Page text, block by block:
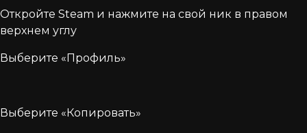
Откройте Steam и нажмите на свой ник в правом
верхнем углу
Выберите «Профиль»
Выберите «Копировать»